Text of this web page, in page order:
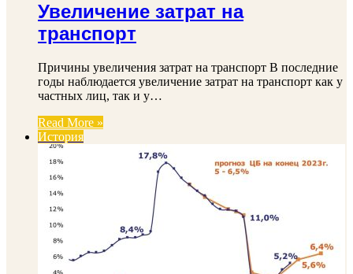
Увеличение затрат на
транспорт
Причины увеличения затрат на транспорт В последние
годы наблюдается увеличение затрат на транспорт как у
частных лиц, так и у…
Read More »
История